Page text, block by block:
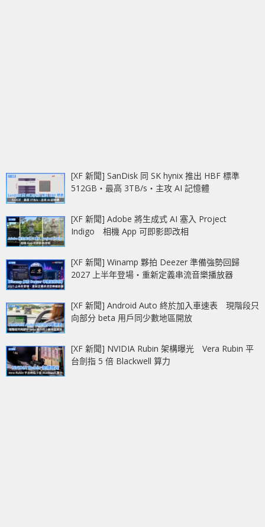
[XF 新聞] SanDisk 同 SK hynix 推出 HBF 標準
512GB‧最高 3TB/s‧主攻 AI 記憶體
[XF 新聞] Adobe 將生成式 AI 塞入 Project
Indigo 相機 App 可即影即改相
[XF 新聞] Winamp 夥拍 Deezer 準備強勢回歸
2027 上半年登場‧重新定義串流音樂播放器
[XF 新聞] Android Auto 終於加入車速表 現階段只
向部分 beta 用戶同少數地區開放
[XF 新聞] NVIDIA Rubin 架構曝光 Vera Rubin 平
台劍指 5 倍 Blackwell 算力